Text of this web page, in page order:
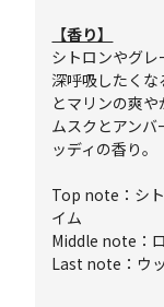
【香り】
シトロンやグ
深呼吸したく
とマリンの爽
ムスクとアン
ッディの香り。
Top note：シ
イム
Middle note：
Last note：ウ